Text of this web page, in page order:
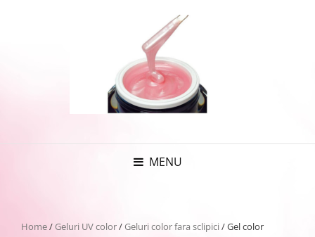
MENU
Home/Geluri UV color/Geluri color fara sclipici/ Gel color